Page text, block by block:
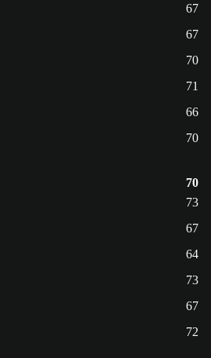
67
67
70
71
66
70
70
73
67
64
73
67
72